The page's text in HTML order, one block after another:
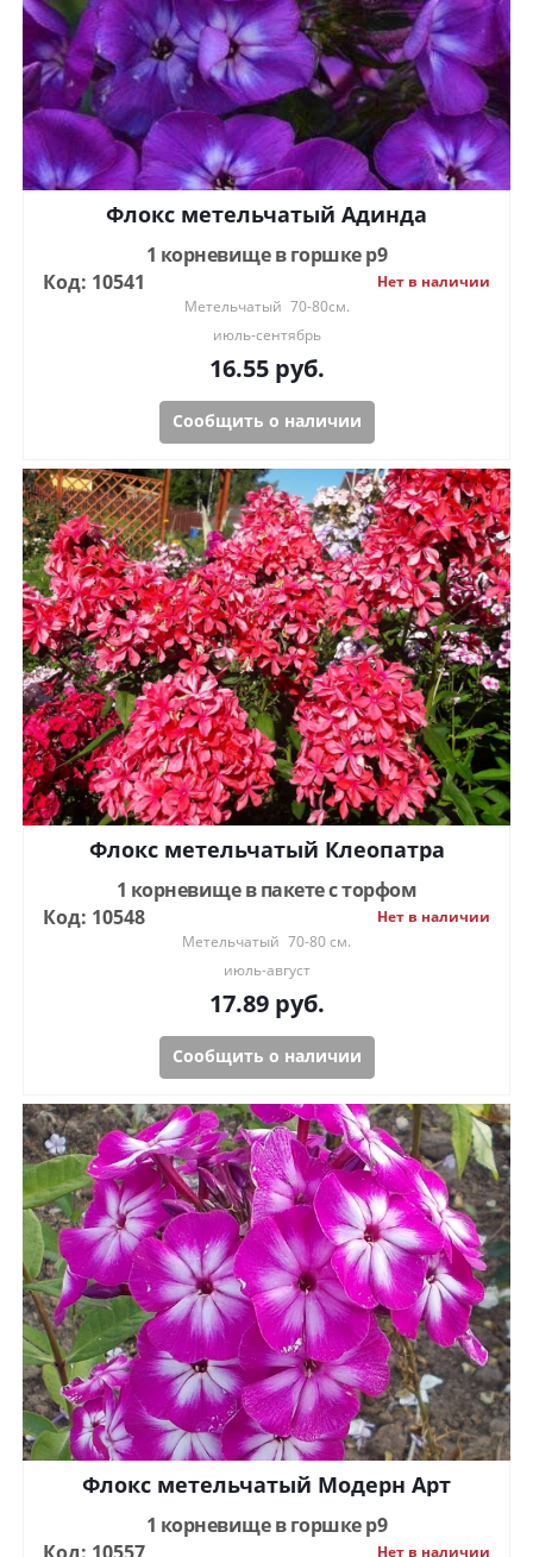
Флокс метельчатый Адинда
1 корневище в горшке р9
Код: 10541
Нет в наличии
Метельчатый 70-80см.
июль-сентябрь
16.55руб.
Сообщить о наличии
Флокс метельчатый Клеопатра
1 корневище в пакете с торфом
Код: 10548
Нет в наличии
Метельчатый 70-80 см.
июль-август
17.89руб.
Сообщить о наличии
Флокс метельчатый Модерн Арт
1 корневище в горшке р9
Нет в наличии